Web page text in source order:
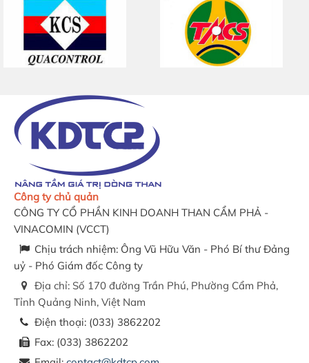
Công ty chủ quản
CÔNG TY CỔ PHẦN KINH DOANH THAN CẨM PHẢ -
VINACOMIN (VCCT)
Chịu trách nhiệm: Ông Vũ Hữu Văn - Phó Bí thư Đảng
uỷ - Phó Giám đốc Công ty
Địa chỉ: Số 170 đường Trần Phú, Phường Cẩm Phả,
Tỉnh Quảng Ninh, Việt Nam
Điện thoại: (033) 3862202
Fax: (033) 3862202